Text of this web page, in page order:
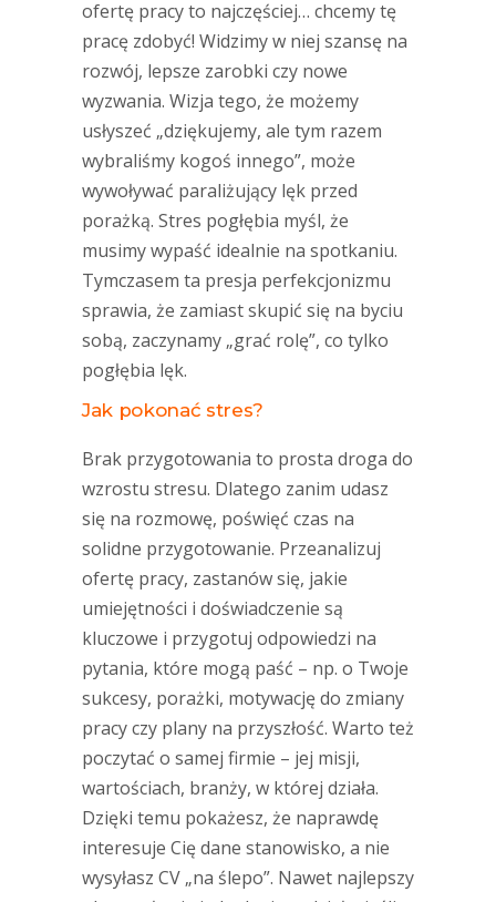
ofertę pracy to najczęściej… chcemy tę
pracę zdobyć! Widzimy w niej szansę na
rozwój, lepsze zarobki czy nowe
wyzwania. Wizja tego, że możemy
usłyszeć „dziękujemy, ale tym razem
wybraliśmy kogoś innego”, może
wywoływać paraliżujący lęk przed
porażką. Stres pogłębia myśl, że
musimy wypaść idealnie na spotkaniu.
Tymczasem ta presja perfekcjonizmu
sprawia, że zamiast skupić się na byciu
sobą, zaczynamy „grać rolę”, co tylko
pogłębia lęk.
Jak pokonać stres?
Brak przygotowania to prosta droga do
wzrostu stresu. Dlatego zanim udasz
się na rozmowę, poświęć czas na
solidne przygotowanie. Przeanalizuj
ofertę pracy, zastanów się, jakie
umiejętności i doświadczenie są
kluczowe i przygotuj odpowiedzi na
pytania, które mogą paść – np. o Twoje
sukcesy, porażki, motywację do zmiany
pracy czy plany na przyszłość. Warto też
poczytać o samej firmie – jej misji,
wartościach, branży, w której działa.
Dzięki temu pokażesz, że naprawdę
interesuje Cię dane stanowisko, a nie
wysyłasz CV „na ślepo”. Nawet najlepszy